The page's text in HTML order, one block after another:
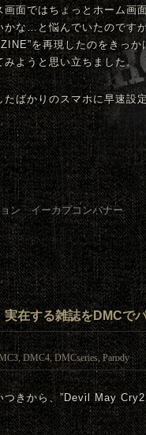
画面ではちょっとホーム画
かな…と悩んでいたのです
を再現したのをきっか
みようと思い立ちました。
たばかりのスマホに早速設定
在する雑誌をDMCで
,DMC4,DMCseries,Parody
つきから、”Devil May